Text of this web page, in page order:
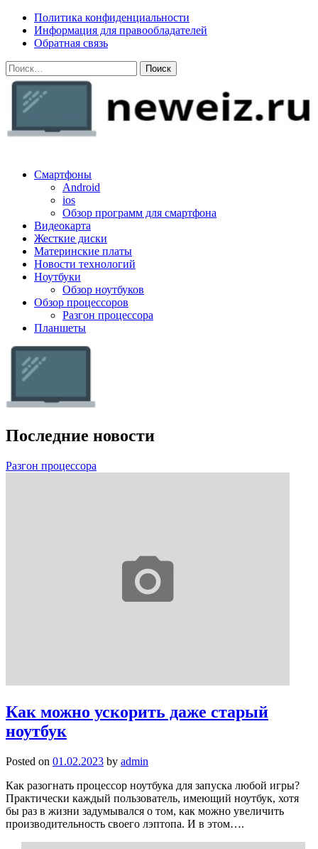
Skip
content
Политика конфиденциальности
Информация для правообладателей
Обратная связь
Найти:
Смартфоны
Android
ios
Обзор программ для смартфона
Видеокарта
Жесткие диски
Материнские платы
Новости технологий
Ноутбуки
Обзор ноутбуков
Обзор процессоров
Разгон процессора
Планшеты
Последние новости
Разгон процессора
Как можно ускорить даже старый
ноутбук
Posted on 01.02.2023 by admin
Как разогнать процессор ноутбука для запуска любой игры?
Практически каждый пользователь, имеющий ноутбук, хотя
бы раз в жизни задумывался о том, как можно увеличить
производительность своего лэптопа. И в этом….